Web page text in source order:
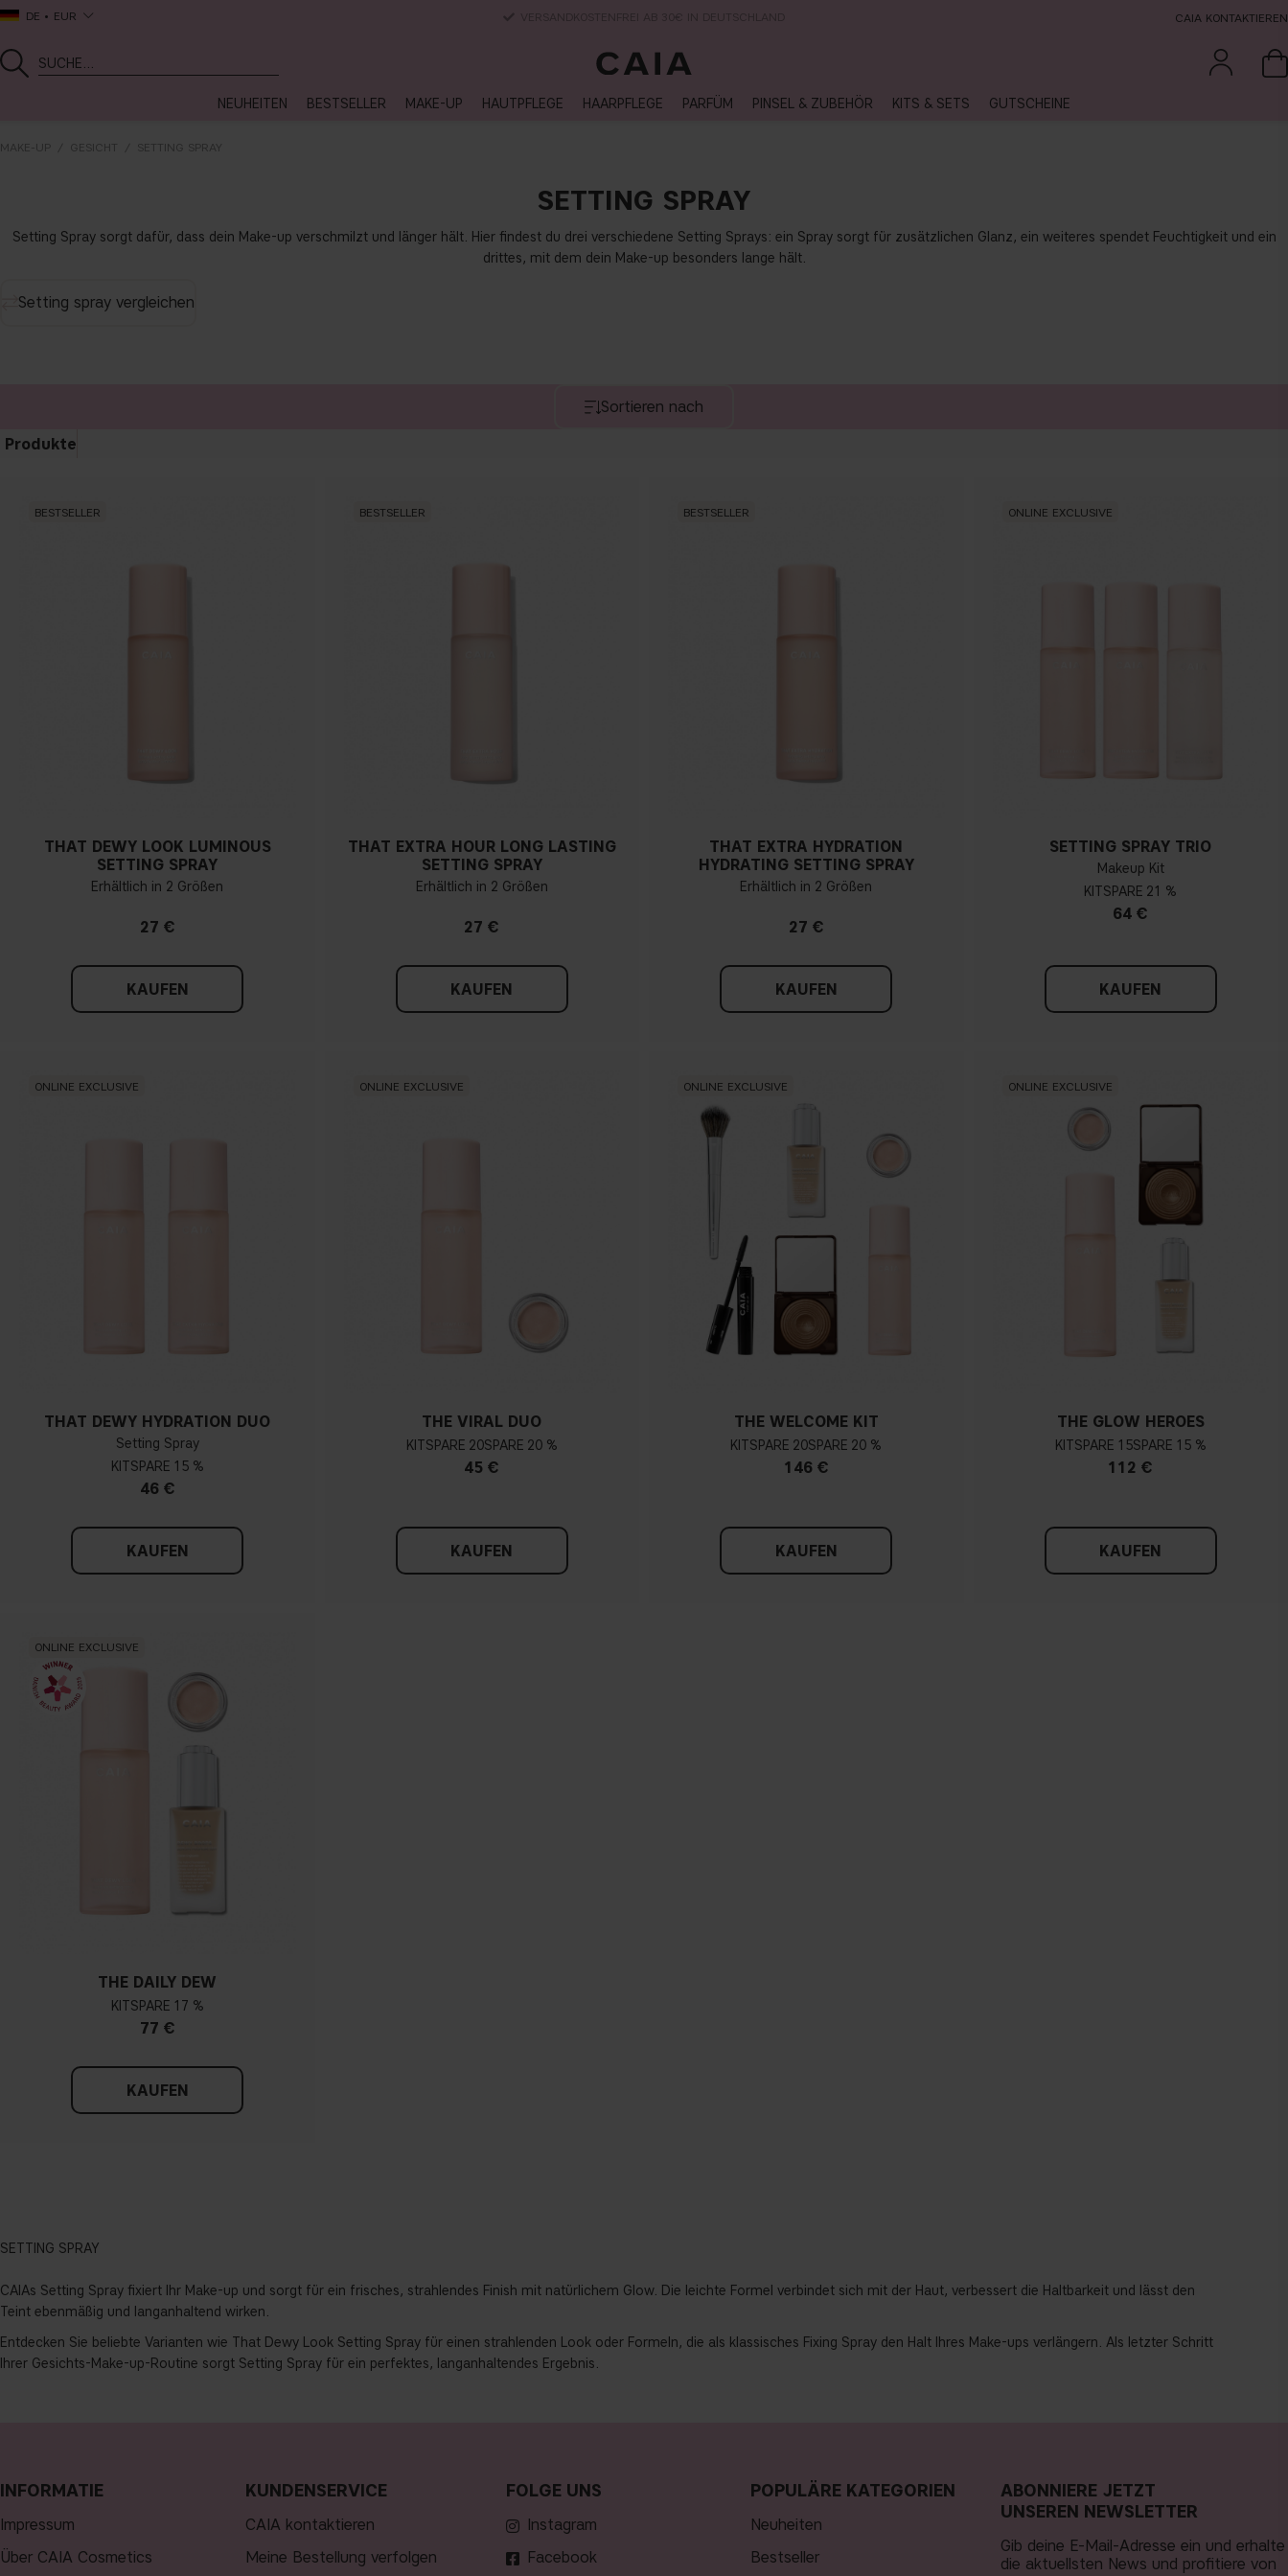
DE EUR CAIA KONTAKTIEREN
NEUHEITEN BESTSELLER MAKE-UP HAUTPFLEGE HAARPFLEGE PARFÜM PINSEL & ZUBEHÖR KITS & SETS GUTSCHEINE
MAKE-UP GESICHT SETTING SPRAY
SETTING SPRAY
Setting Spray sorgt dafür, dass dein Make-up verschmilzt und länger hält. Hier findest du drei verschiedene Setting Sprays: ein Spray sorgt für zusätzlichen Glanz, ein weiteres spendet Feuchtigkeit und ein
drittes, mit dem dein Make-up besonders lange hält.
Setting spray vergleichen
Sortieren nach
Produkte
BESTSELLER
THAT DEWY LOOK LUMINOUS
SETTING SPRAY
Erhältlich in 2 Größen
27 €
KAUFEN
BESTSELLER
THAT EXTRA HOUR LONG LASTING
SETTING SPRAY
Erhältlich in 2 Größen
27 €
KAUFEN
BESTSELLER
THAT EXTRA HYDRATION
HYDRATING SETTING SPRAY
Erhältlich in 2 Größen
27 €
KAUFEN
ONLINE EXCLUSIVE
SETTING SPRAY TRIO
Makeup Kit
KIT
21 %
64 €
KAUFEN
ONLINE EXCLUSIVE
THAT DEWY HYDRATION DUO
Setting Spray
KIT
15 %
46 €
KAUFEN
ONLINE EXCLUSIVE
THE VIRAL DUO
KIT 20 20 %
45 €
KAUFEN
ONLINE EXCLUSIVE
THE WELCOME KIT
KIT 20 20 %
146 €
KAUFEN
ONLINE EXCLUSIVE
THE GLOW HEROES
KIT 15 15 %
112 €
KAUFEN
ONLINE EXCLUSIVE
THE DAILY DEW
KIT 17 %
77 €
KAUFEN
SETTING SPRAY
CAIAs Setting Spray fixiert Ihr Make-up und sorgt für ein frisches, strahlendes Finish mit natürlichem Glow. Die leichte Formel verbindet sich mit der Haut, verbessert die Haltbarkeit und lässt den
Teint ebenmäßig und langanhaltend wirken.
Entdecken Sie beliebte Varianten wie That Dewy Look Setting Spray für einen strahlenden Look oder Formeln, die als klassisches Fixing Spray den Halt Ihres Make-ups verlängern. Als letzter Schritt
Ihrer Gesichts-Make-up-Routine sorgt Setting Spray für ein perfektes, langanhaltendes Ergebnis.
INFORMATIE
Impressum
Über CAIA Cosmetics
KUNDENSERVICE
CAIA kontaktieren
Meine Bestellung verfolgen
FOLGE UNS
Instagram
Facebook
POPULÄRE KATEGORIEN
neuheiten
bestseller
ABONNIERE JETZT
UNSEREN NEWSLETTER
Gib deine E-Mail-Adresse ein und erhalte
die aktuellsten News und profitiere von